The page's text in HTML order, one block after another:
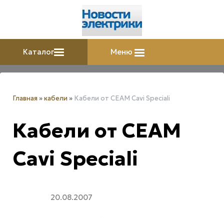
Каталог Меню
Главная »кабели » Кабели от CEAM Cavi Speciali
Кабели от CEAM
Cavi Speciali
20.08.2007